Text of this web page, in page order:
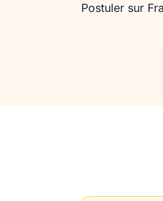
Postuler sur